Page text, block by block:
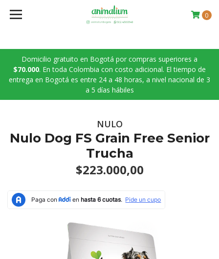
Domicilio gratuito en Bogotá por compras superiores a
$70.000. En toda Colombia con costo adicional. El tiempo de
entrega en Bogotá es entre 24 a 48 horas, a nivel nacional de 3
a 5 días hábiles
0
NULO
Nulo Dog FS Grain Free Senior
Trucha
$223.000,00